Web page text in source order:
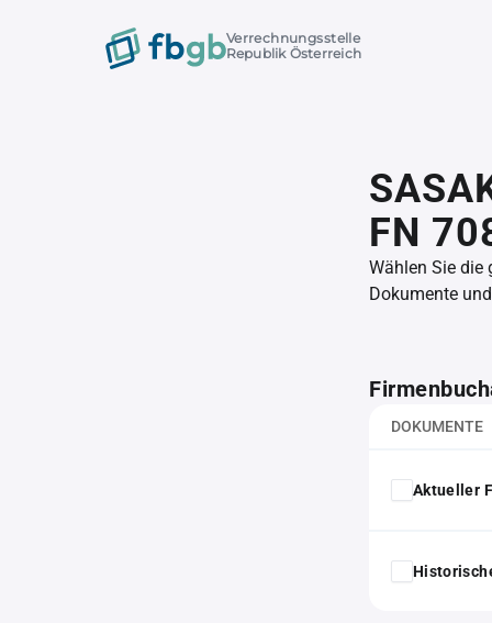
Verrechnungsstelle
Republik Österreich
FN
Wählen Sie die
Dokumente
DOKUMENTE
Aktueller